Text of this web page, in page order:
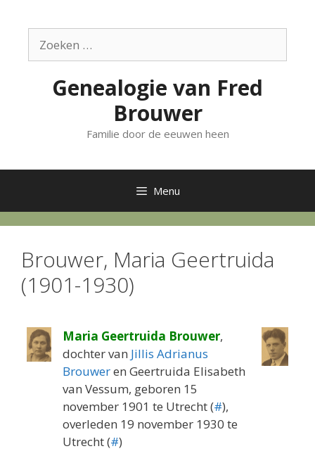
inhoudnaar:
Genealogie van Fred
Brouwer
Familie door de eeuwen heen
Menu
Brouwer, Maria Geertruida
(1901-1930)
Maria Geertruida Brouwer,
dochter van Jillis Adrianus
Brouweren Geertruida Elisabeth
van Vessum, geboren 15
november 1901 te Utrecht (#),
overleden 19 november 1930 te
Utrecht (#)